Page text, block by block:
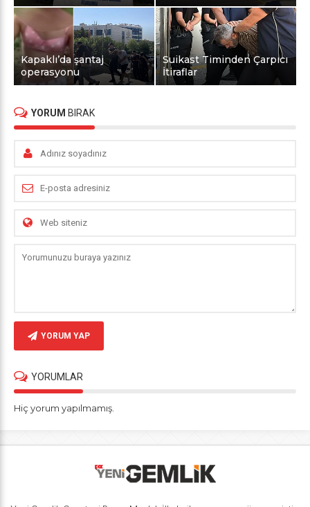
Kapaklı’da şantaj
operasyonu
Suikast Timinden Çarpıcı
İtiraflar
YORUM BIRAK
YORUM YAP
YORUMLAR
Hiç yorum yapılmamış.